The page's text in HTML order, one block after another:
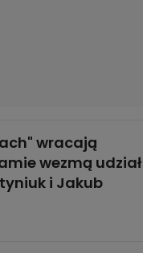
wracają
wezmą udział
i Jakub